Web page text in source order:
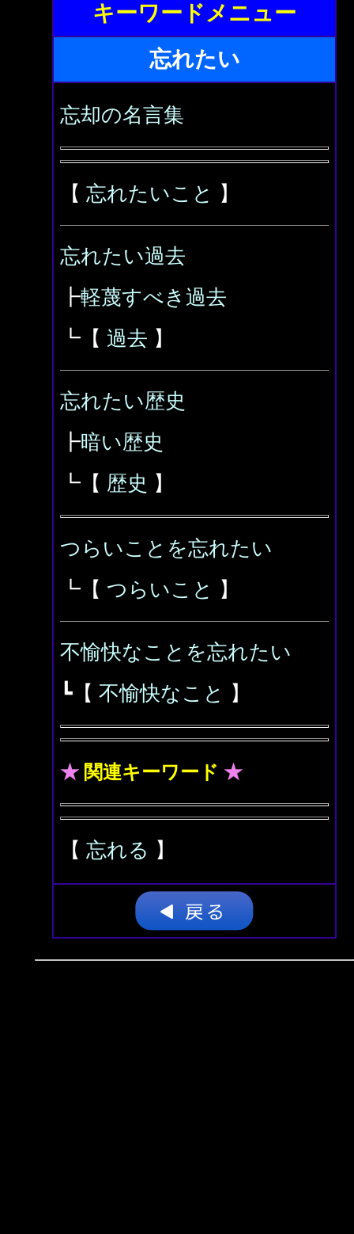
キーワードメニュー
忘れたい
忘却の名言集
【 忘れたいこと 】
忘れたい過去
┣軽蔑すべき過去
┗【 過去 】
忘れたい歴史
┣暗い歴史
┗【 歴史 】
つらいことを忘れたい
┗【 つらいこと 】
不愉快なことを忘れたい
┗【 不愉快なこと 】
★ 関連キーワード ★
【 忘れる 】